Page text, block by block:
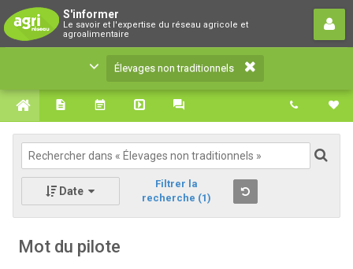
S'informer
Le savoir et l'expertise du réseau agricole et
agroalimentaire
Élevages non traditionnels
Le savoir et l'expertise du réseau agricole et
agroalimentaire
Élevages non traditionnels
Date
Filtrer la
recherche (1)
Mot du pilote